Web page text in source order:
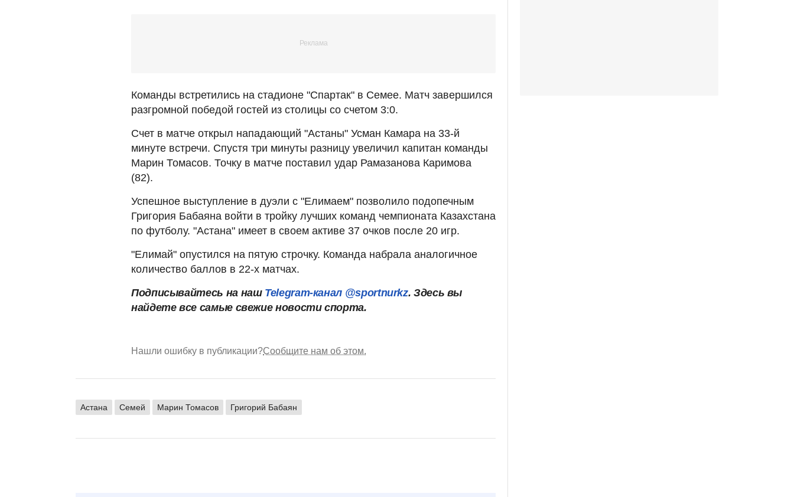
Команды встретились на стадионе "Спартак" в Семее. Матч завершился
разгромной победой гостей из столицы со счетом 3:0.
Счет в матче открыл нападающий "Астаны" Усман Камара на 33-й
минуте встречи. Спустя три минуты разницу увеличил капитан команды
Марин Томасов. Точку в матче поставил удар Рамазанова Каримова
(82).
Успешное выступление в дуэли с "Елимаем" позволило подопечным
Григория Бабаяна войти в тройку лучших команд чемпионата Казахстана
по футболу. "Астана" имеет в своем активе 37 очков после 20 игр.
"Елимай" опустился на пятую строчку. Команда набрала аналогичное
количество баллов в 22-х матчах.
Подписывайтесь на наш Telegram-канал @sportnurkz. Здесь вы
найдете все самые свежие новости спорта.
Нашли ошибку в публикации?Сообщите нам об этом.
Астана Семей Марин Томасов Григорий Бабаян